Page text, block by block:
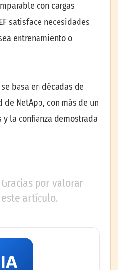
con cargas
satisface necesidades
entrenamiento o
basa en décadas de
NetApp, con más de un
la confianza demostrada
Gracias por valorar
este artículo.
IA